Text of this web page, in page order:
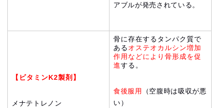
アブルが発売されている。
【ビタミンK2製剤】
メナテトレノン
骨に存在するタンパク質で
ある オステオカルシン増加
作用などにより骨形成を促
進する。
食後服用
（空腹時は吸収が悪
い）